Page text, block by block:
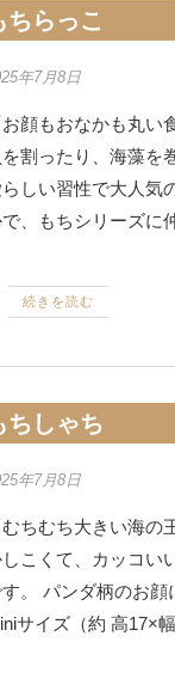
ちらっこ
年7月8日
顔もおなかも丸い
割ったり、海藻を
しい習性で大人気
、もちシリーズに
続きを読む
ちしゃち
年7月8日
ちむち大きい海の
こくて、カッコい
。 パンダ柄のお顔
サイズ（約 高17×